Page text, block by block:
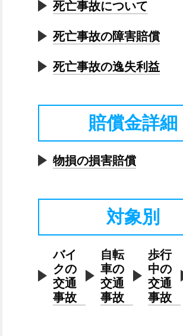
死亡事故について
死亡事故の障害賠償
死亡事故の逸失利益
賠償金詳細
物損の損害賠償
対象別
バイ
クの
交通
事故
自転
車の
交通
事故
歩行
中の
交通
事故